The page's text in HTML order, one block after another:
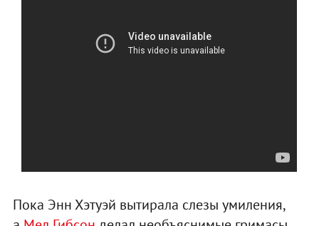
Пока Энн Хэтуэй вытирала слезы умиления,